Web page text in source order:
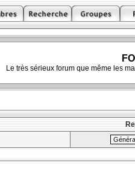
Le très sérieux forum que même les